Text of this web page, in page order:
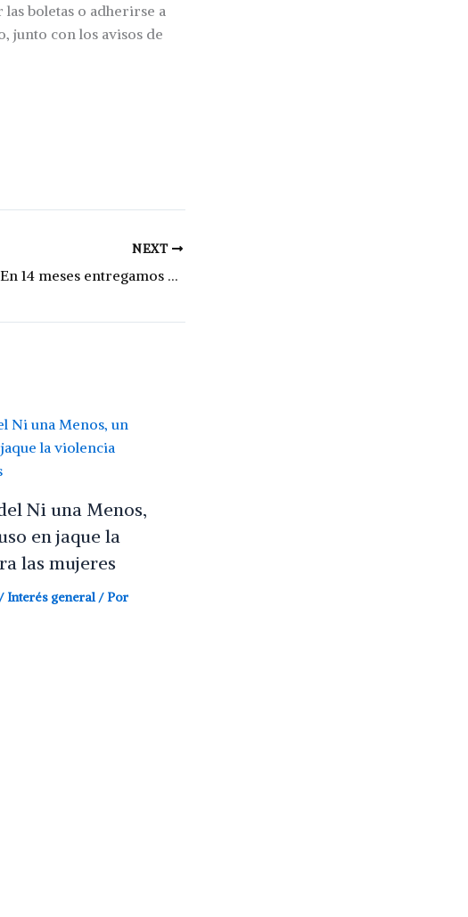
boletas o adherirse a
junto con los avisos de
NEXT
Motta: “En 14 meses entregamos 53 viviendas, se están construyendo 44 y hay 25 en proceso licitatorio”
Ni una Menos,
en jaque la
las mujeres
/ Interés general/ Por